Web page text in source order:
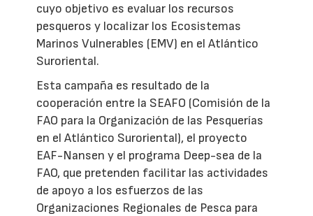
cuyo objetivo es evaluar los recursos
pesqueros y localizar los Ecosistemas
Marinos Vulnerables (EMV) en el Atlántico
Suroriental.
Esta campaña es resultado de la
cooperación entre la SEAFO (Comisión de la
FAO para la Organización de las Pesquerías
en el Atlántico Suroriental), el proyecto
EAF-Nansen y el programa Deep-sea de la
FAO, que pretenden facilitar las actividades
de apoyo a los esfuerzos de las
Organizaciones Regionales de Pesca para